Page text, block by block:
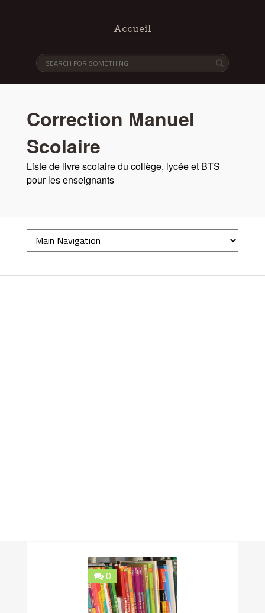
Accueil
Correction Manuel
Scolaire
Liste de livre scolaire du collège, lycée et BTS
pour les enseignants
0